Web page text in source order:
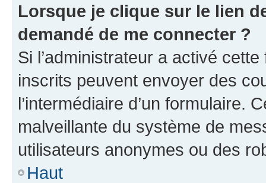
Lorsque je clique sur le lien
demandé de me connecter ?
Si l’administrateur a activé
inscrits peuvent envoyer des
l’intermédiaire d’un formulaire.
malveillante du système de
utilisateurs anonymes ou des
Haut